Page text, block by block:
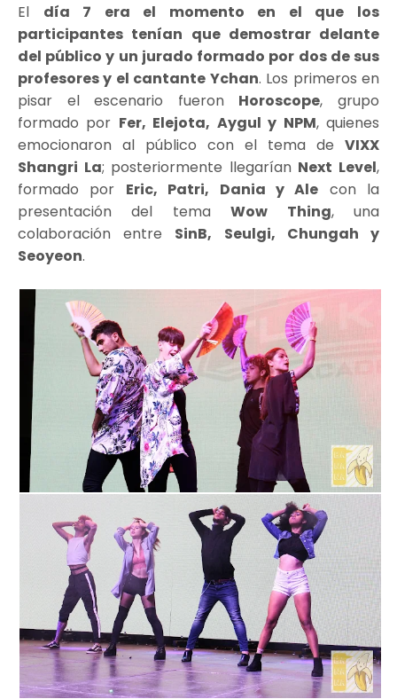
El día 7 era el momento en el que los
participantes tenían que demostrar delante
del público y un jurado formado por dos de sus
profesores y el cantante Ychan. Los primeros en
pisar el escenario fueron Horoscope, grupo
formado por Fer, Elejota, Aygul y NPM, quienes
emocionaron al público con el tema de VIXX
Shangri La; posteriormente llegarían Next Level,
formado por Eric, Patri, Dania y Ale con la
presentación del temaWow Thing, una
colaboración entre SinB, Seulgi, Chungah y
Seoyeon.